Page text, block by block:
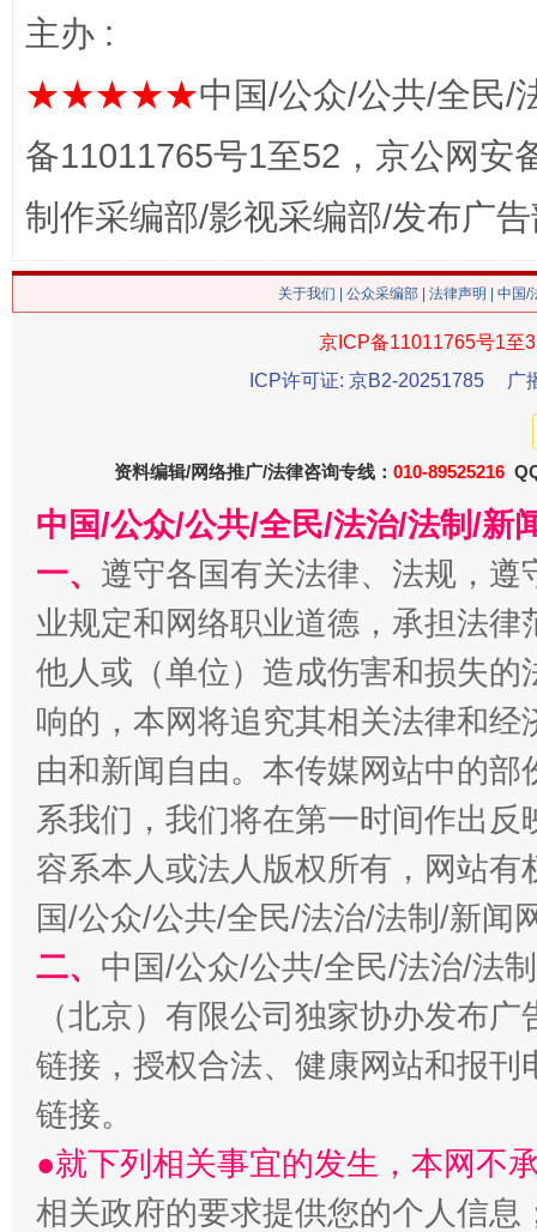
这是一记警钟！ 谢
在谋一域中谋全局
习近平的博鳌关键词
魏明亮
“刷贴”乱象丛生
主办 :
★★★★★中国/公众/公共/全民/
备11011765号1至52，京公网安
制作采编部/影视采编部/发布广
关于我们 公众采编部 法律声明 | 中国
京ICP备11011765号1至
ICP许可证: 京B2-20251785
广
资料编辑/网络推广/法律咨询专线： 010-89525216
中国/公众/公共/全民/法治/法制/新
一、 遵守各国有关法律、法规，
业规定和网络职业道德，承担法
他人或（单位）造成伤害和损失
响的，本网将追究其相关法律和
由和新闻自由。本传媒网站中的
系我们，我们将在第一时间作出
容系本人或法人版权所有，网站
国/公众/公共/全民/法治/法制/新闻
二、 中国/公众/公共/全民/法治/法
（北京）有限公司独家协办发布
链接，授权合法、健康网站和报
链接。
●就下列相关事宜的发生，本网不
相关政府的要求提供您的个人信息